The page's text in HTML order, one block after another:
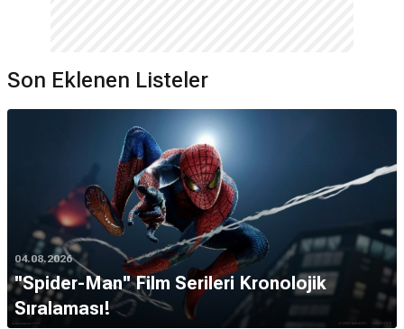
Son Eklenen Listeler
04.08.2026
''Spider-Man'' Film Serileri Kronolojik
Sıralaması!